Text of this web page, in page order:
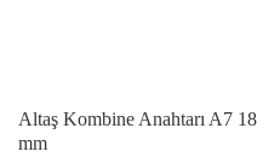
Altaş Kombine Anahtarı A7 18
mm